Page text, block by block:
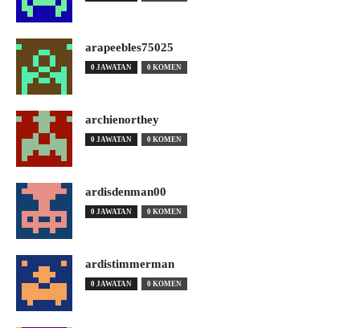
arapeebles75025
0 JAWATAN 0 KOMEN
archienorthey
0 JAWATAN 0 KOMEN
ardisdenman00
0 JAWATAN 0 KOMEN
ardistimmerman
0 JAWATAN 0 KOMEN